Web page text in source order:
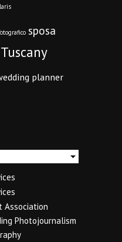
sposa
Tuscany
planner